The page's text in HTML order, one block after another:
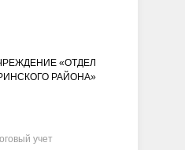
«ОТДЕЛ
РАЙОНА»
учет